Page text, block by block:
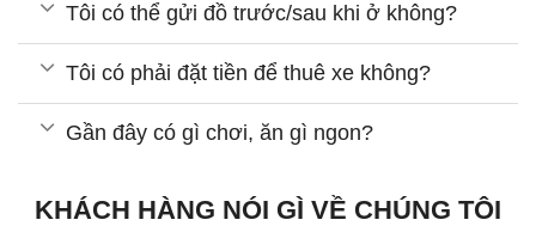
Tôi có thể gửi đồ trước/sau khi ở không?
Tôi có phải đặt tiền để thuê xe không?
Gần đây có gì chơi, ăn gì ngon?
KHÁCH HÀNG NÓI GÌ VỀ CHÚNG TÔI